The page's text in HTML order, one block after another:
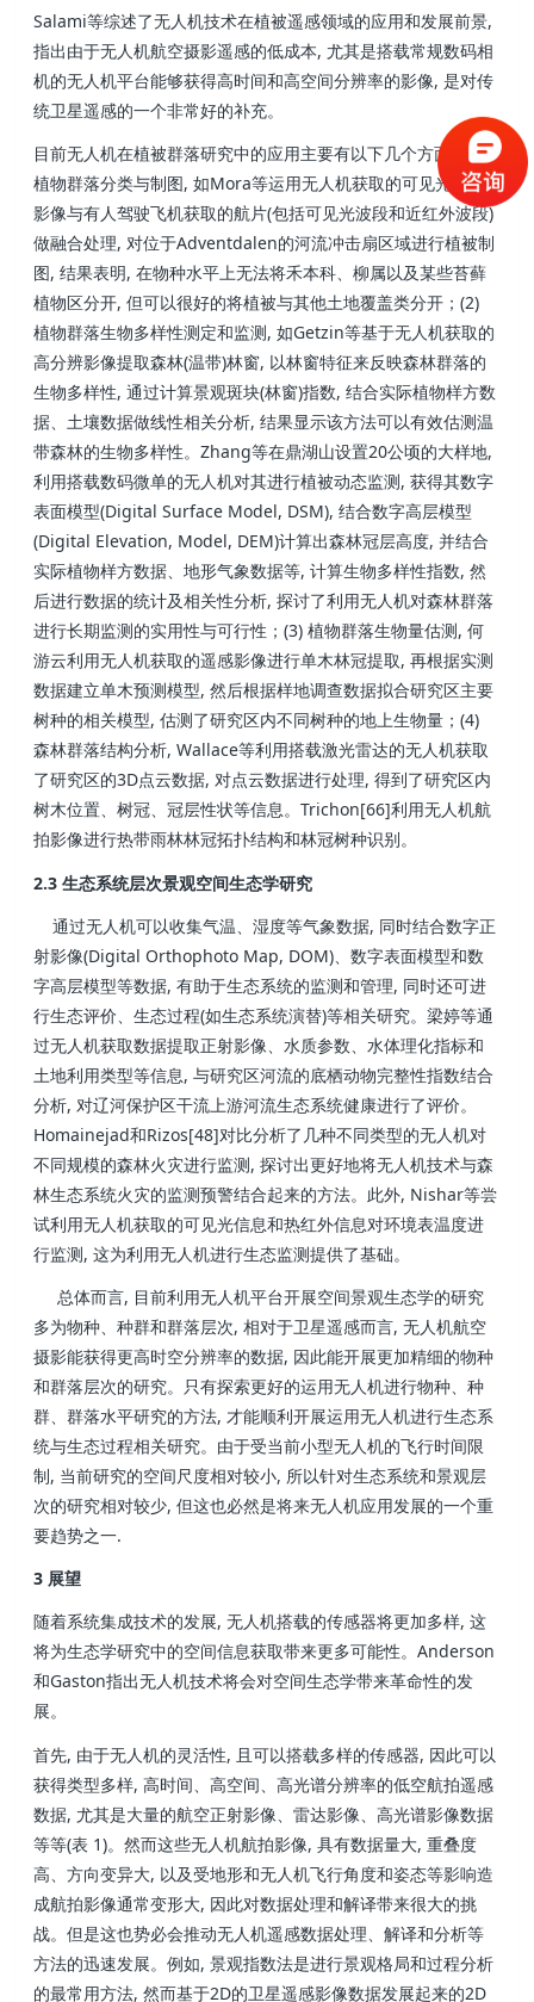
Salami等综述了无人机技术在植被遥感领域的应用和发展前景,
指出由于无人机航空摄影遥感的低成本, 尤其是搭载常规数码相
机的无人机平台能够获得高时间和高空间分辨率的影像, 是对传
统卫星遥感的一个非常好的补充。
目前无人机在植被群落研究中的应用主要有以下几个方面：(1)
植物群落分类与制图, 如Mora等运用无人机获取的可见光波段
影像与有人驾驶飞机获取的航片(包括可见光波段和近红外波段)
做融合处理, 对位于Adventdalen的河流冲击扇区域进行植被制
图, 结果表明, 在物种水平上无法将禾本科、柳属以及某些苔藓
植物区分开, 但可以很好的将植被与其他土地覆盖类分开；(2)
植物群落生物多样性测定和监测, 如Getzin等基于无人机获取的
高分辨影像提取森林(温带)林窗, 以林窗特征来反映森林群落的
生物多样性, 通过计算景观斑块(林窗)指数, 结合实际植物样方数
据、土壤数据做线性相关分析, 结果显示该方法可以有效估测温
带森林的生物多样性。Zhang等在鼎湖山设置20公顷的大样地,
利用搭载数码微单的无人机对其进行植被动态监测, 获得其数字
表面模型(Digital Surface Model, DSM), 结合数字高层模型
(Digital Elevation, Model, DEM)计算出森林冠层高度, 并结合
实际植物样方数据、地形气象数据等, 计算生物多样性指数, 然
后进行数据的统计及相关性分析, 探讨了利用无人机对森林群落
进行长期监测的实用性与可行性；(3) 植物群落生物量估测, 何
游云利用无人机获取的遥感影像进行单木林冠提取, 再根据实测
数据建立单木预测模型, 然后根据样地调查数据拟合研究区主要
树种的相关模型, 估测了研究区内不同树种的地上生物量；(4)
森林群落结构分析, Wallace等利用搭载激光雷达的无人机获取
了研究区的3D点云数据, 对点云数据进行处理, 得到了研究区内
树木位置、树冠、冠层性状等信息。Trichon[66]利用无人机航
拍影像进行热带雨林林冠拓扑结构和林冠树种识别。
2.3 生态系统层次景观空间生态学研究
通过无人机可以收集气温、湿度等气象数据, 同时结合数字正
射影像(Digital Orthophoto Map, DOM)、数字表面模型和数
字高层模型等数据, 有助于生态系统的监测和管理, 同时还可进
行生态评价、生态过程(如生态系统演替)等相关研究。梁婷等通
过无人机获取数据提取正射影像、水质参数、水体理化指标和
土地利用类型等信息, 与研究区河流的底栖动物完整性指数结合
分析, 对辽河保护区干流上游河流生态系统健康进行了评价。
Homainejad和Rizos[48]对比分析了几种不同类型的无人机对
不同规模的森林火灾进行监测, 探讨出更好地将无人机技术与森
林生态系统火灾的监测预警结合起来的方法。此外, Nishar等尝
试利用无人机获取的可见光信息和热红外信息对环境表温度进
行监测, 这为利用无人机进行生态监测提供了基础。
总体而言, 目前利用无人机平台开展空间景观生态学的研究
多为物种、种群和群落层次, 相对于卫星遥感而言, 无人机航空
摄影能获得更高时空分辨率的数据, 因此能开展更加精细的物种
和群落层次的研究。只有探索更好的运用无人机进行物种、种
群、群落水平研究的方法, 才能顺利开展运用无人机进行生态系
统与生态过程相关研究。由于受当前小型无人机的飞行时间限
制, 当前研究的空间尺度相对较小, 所以针对生态系统和景观层
次的研究相对较少, 但这也必然是将来无人机应用发展的一个重
要趋势之一.
3 展望
随着系统集成技术的发展, 无人机搭载的传感器将更加多样, 这
将为生态学研究中的空间信息获取带来更多可能性。Anderson
和Gaston指出无人机技术将会对空间生态学带来革命性的发
展。
首先, 由于无人机的灵活性, 且可以搭载多样的传感器, 因此可以
获得类型多样, 高时间、高空间、高光谱分辨率的低空航拍遥感
数据, 尤其是大量的航空正射影像、雷达影像、高光谱影像数据
等等(表 1)。然而这些无人机航拍影像, 具有数据量大, 重叠度
高、方向变异大, 以及受地形和无人机飞行角度和姿态等影响造
成航拍影像通常变形大, 因此对数据处理和解译带来很大的挑
战。但是这也势必会推动无人机遥感数据处理、解译和分析等
方法的迅速发展。例如, 景观指数法是进行景观格局和过程分析
的最常用方法, 然而基于2D的卫星遥感影像数据发展起来的2D